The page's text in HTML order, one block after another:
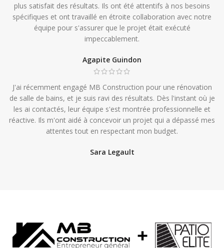
plus satisfait des résultats. Ils ont été attentifs à nos besoins
spécifiques et ont travaillé en étroite collaboration avec notre
équipe pour s'assurer que le projet était exécuté
impeccablement.
Agapite Guindon
J'ai récemment engagé MB Construction pour une rénovation
de salle de bains, et je suis ravi des résultats. Dès l'instant où je
les ai contactés, leur équipe s'est montrée professionnelle et
réactive. Ils m'ont aidé à concevoir un projet qui a dépassé mes
attentes tout en respectant mon budget.
Sara Legault